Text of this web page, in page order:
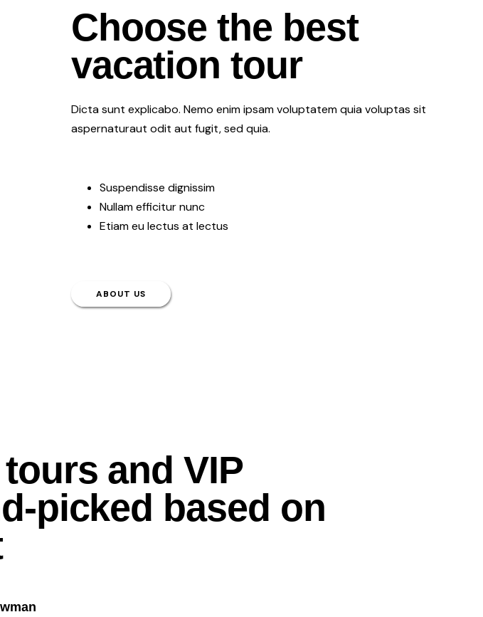
Choose the best
vacation tour
Dicta sunt explicabo. Nemo enim ipsam voluptatem quia voluptas sit
aspernaturaut odit aut fugit, sed quia.
Suspendisse dignissim
Nullam efficitur nunc
Etiam eu lectus at lectus
ABOUT US
and VIP
picked based on